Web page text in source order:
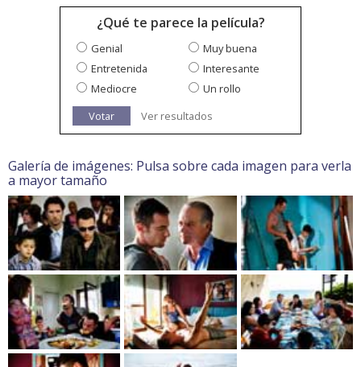
¿Qué te parece la película?
Genial
Muy buena
Entretenida
Interesante
Mediocre
Un rollo
Votar
Ver resultados
Galería de imágenes: Pulsa sobre cada imagen para verla
a mayor tamaño